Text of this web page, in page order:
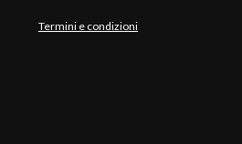
Termini e condizioni